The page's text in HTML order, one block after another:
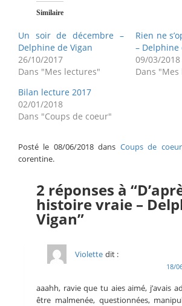
Similaire
Un soir de décembre –
Delphine de Vigan
26/10/2017
Dans "Mes lectures"
Rien ne
– Delphine
09/03/2018
Dans
Bilan lecture 2017
02/01/2018
Dans "Coups de coeur"
Posté le 08/06/2018 dans Coups de coeur
corentine.
2 réponses à
histoire vraie –
Vigan”
Violette dit :
18/
aaahh, ravie que tu aies aimé, j’avais
être malmenée, questionnées,